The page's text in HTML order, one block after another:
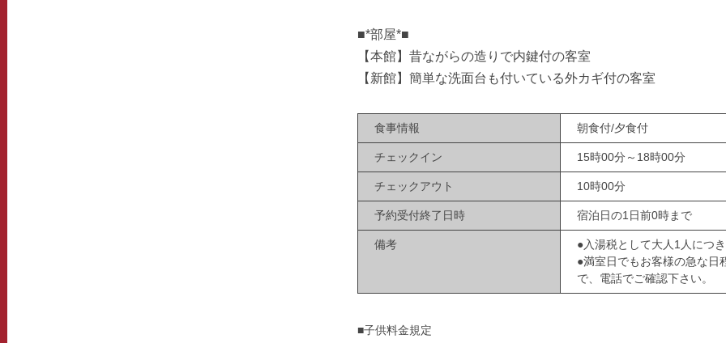
■*部屋*■
【本館】昔ながらの造りで内鍵付の客室
【新館】簡単な洗面台も付いている外カギ付の客室
食事情報 朝食付/夕食付
チェックイン 15時00分～18時00分
チェックアウト 10時00分
予約受付終了日時 宿泊日の1日前0時まで
備考
●入湯税として大人1人につ
●満室日でもお客様の急な日
で、電話でご確認下さい。
■子供料金規定